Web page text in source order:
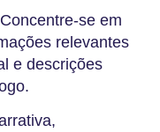
Concentre-se em
relevantes
e descrições